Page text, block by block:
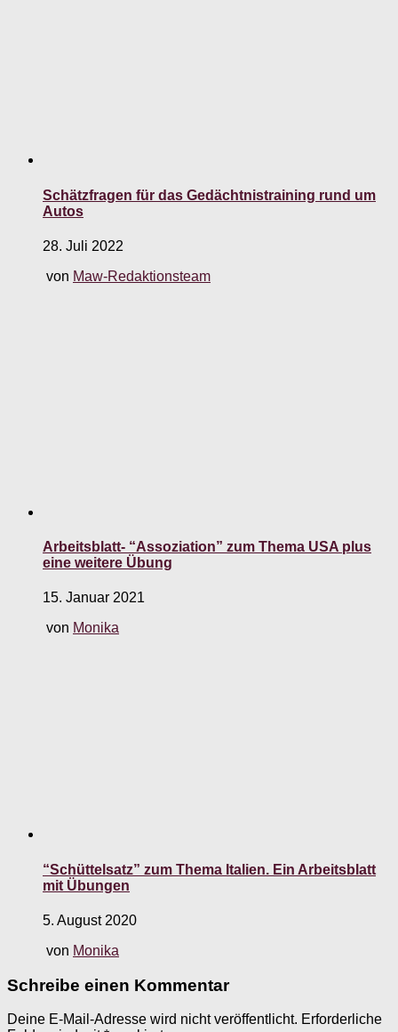
Schätzfragen für das Gedächtnistraining rund um
Autos
28. Juli 2022
von Maw-Redaktionsteam
Arbeitsblatt- “Assoziation” zum Thema USA plus
eine weitere Übung
15. Januar 2021
von Monika
“Schüttelsatz” zum Thema Italien. Ein Arbeitsblatt
mit Übungen
5. August 2020
von Monika
Schreibe einen Kommentar
Deine E-Mail-Adresse wird nicht veröffentlicht. Erforderliche